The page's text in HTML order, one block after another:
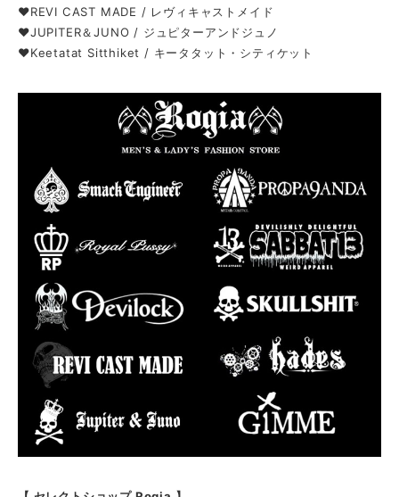
❤REVI CAST MADE / レヴィキャストメイド
❤JUPITER＆JUNO / ジュピターアンドジュノ
❤Keetatat Sitthiket / キータタット・シティケット